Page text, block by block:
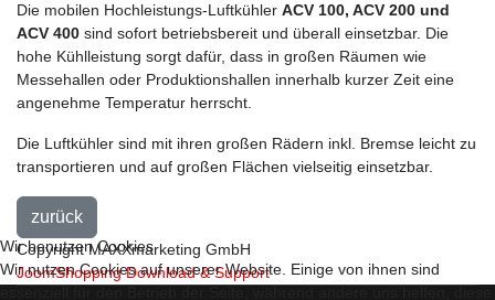
Die mobilen Hochleistungs-Luftkühler ACV 100, ACV 200 und
ACV 400 sind sofort betriebsbereit und überall einsetzbar. Die
hohe Kühlleistung sorgt dafür, dass in großen Räumen wie
Messehallen oder Produktionshallen innerhalb kurzer Zeit eine
angenehme Temperatur herrscht.
Die Luftkühler sind mit ihren großen Rädern inkl. Bremse leicht zu
transportieren und auf großen Flächen vielseitig einsetzbar.
Copyright MAXXmarketing GmbH
JoomShopping Download & Support
Wir benutzen Cookies
Wir nutzen Cookies auf unserer Website. Einige von ihnen sind